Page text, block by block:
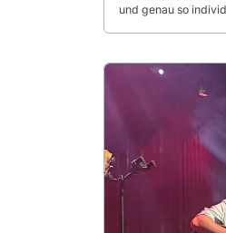
und genau so